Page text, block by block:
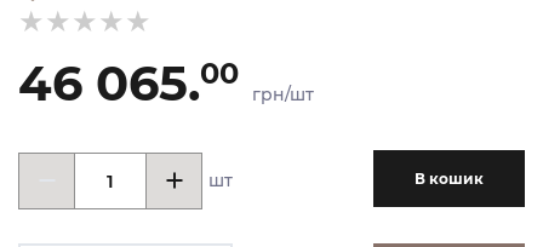
46 065.00
грн/шт
шт В кошик